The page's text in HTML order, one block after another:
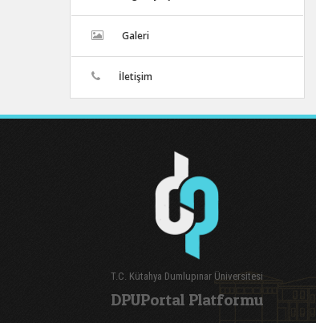
Galeri
İletişim
T.C. Kütahya Dumlupınar Üniversitesi
DPUPortal Platformu